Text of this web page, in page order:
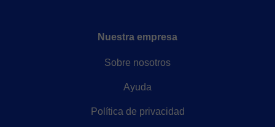
Nuestra empresa
Sobre nosotros
Ayuda
Política de privacidad